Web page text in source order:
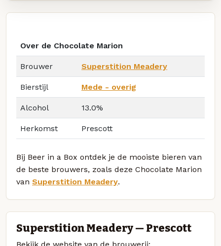
Over de Chocolate Marion
Brouwer Superstition Meadery
Bierstijl Mede - overig
Alcohol 13.0%
Herkomst Prescott
Bij Beer in a Box ontdek je de mooiste bieren van
de beste brouwers, zoals deze Chocolate Marion
van Superstition Meadery.
Superstition Meadery — Prescott